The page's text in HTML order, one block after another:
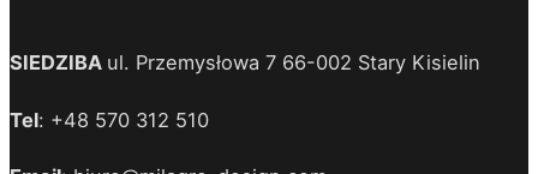
SIEDZIBA ul. Przemysłowa 7 66-002 Stary Kisielin
Tel: +48 570 312 510